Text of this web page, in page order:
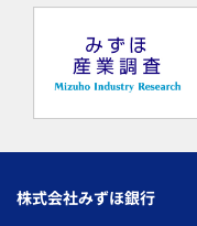
株式会社みずほ銀行